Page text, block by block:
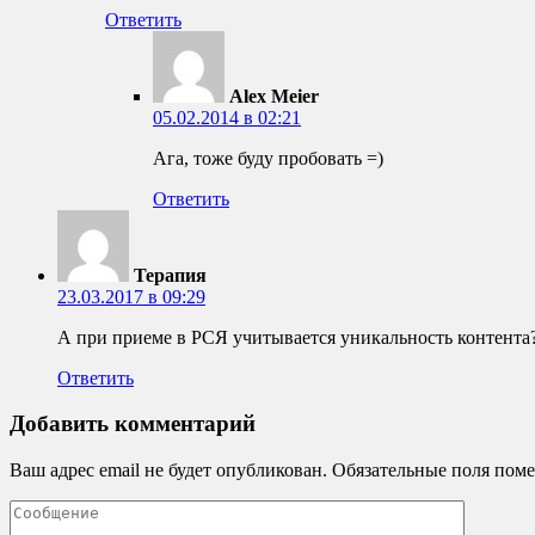
Ответить
Alex Meier
05.02.2014 в 02:21
Ага, тоже буду пробовать =)
Ответить
Терапия
23.03.2017 в 09:29
А при приеме в РСЯ учитывается уникальность
Ответить
Добавить комментарий
Ваш адрес email не будет опубликован. Обязательные поля